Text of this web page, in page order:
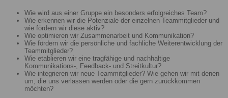
Wie wird aus einer Gruppe ein besonders erfolgreiches Team?
Wie erkennen wir die Potenziale der einzelnen Teammitglieder und
wie fördern wir diese aktiv?
Wie optimieren wir Zusammenarbeit und Kommunikation?
Wie fördern wir die persönliche und fachliche Weiterentwicklung der
Teammitglieder?
Wie etablieren wir eine tragfähige und nachhaltige
Kommunikations-, Feedback- und Streitkultur?
Wie integrieren wir neue Teammitglieder? Wie gehen wir mit denen
um, die uns verlassen werden oder die gern zurückkommen
möchten?